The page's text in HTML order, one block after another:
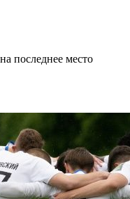
последнее место